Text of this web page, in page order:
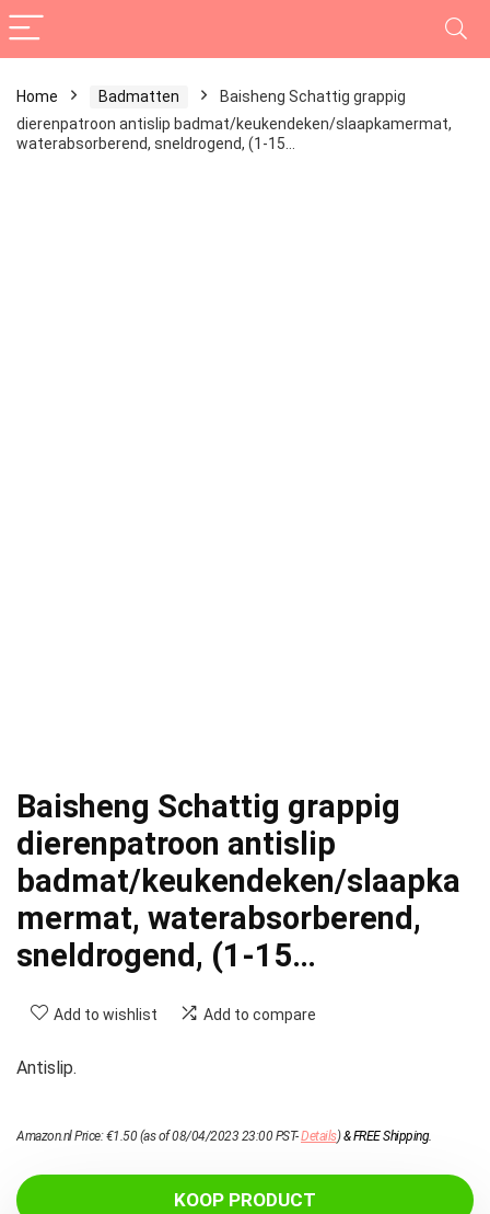
Home Badmatten
Baisheng Schattig grappig
dierenpatroon antislip badmat/keukendeken/slaapkamermat,
waterabsorberend, sneldrogend, (1-15…
Baisheng Schattig grappig
dierenpatroon antislip
badmat/keukendeken/slaapka
mermat, waterabsorberend,
sneldrogend, (1-15…
Add to wishlist Add to compare
Antislip.
Amazon.nl Price:€1.50(as of 08/04/2023 23:00 PST-Details)&FREE Shipping.
KOOP PRODUCT